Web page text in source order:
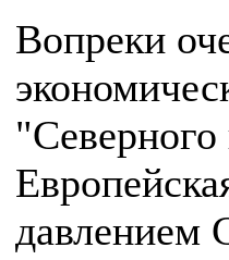
Вопреки
"Северного
давлением